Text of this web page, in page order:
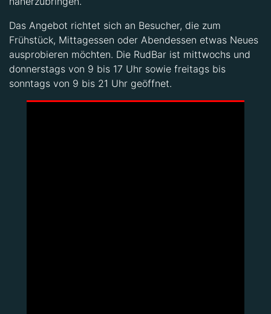
Das Angebot richtet sich an Besucher, die zum
Frühstück, Mittagessen oder Abendessen etwas Neues
ausprobieren möchten. Die RudBar ist mittwochs und
donnerstags von 9 bis 17 Uhr sowie freitags bis
sonntags von 9 bis 21 Uhr geöffnet.